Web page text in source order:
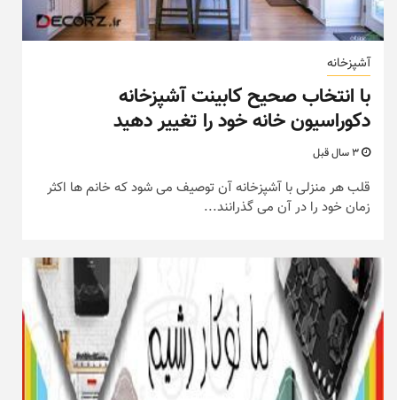
آشپزخانه
با انتخاب صحیح کابینت آشپزخانه
دکوراسیون خانه خود را تغییر دهید
قلب هر منزلی با آشپزخانه آن توصیف می شود که خانم ها اکثر
زمان خود را در آن می گذرانند...